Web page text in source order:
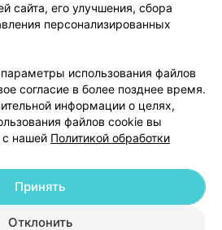
руководителю 103.by
персональных данных
191700409
| 220012, Республика Беларусь,
сайта, его улучшения, сбора
персонализированных
использования файлов
согласие в более позднее время.
информации о целях,
файлов cookie вы
с нашей Политикой обработки
Отклонить
Принять